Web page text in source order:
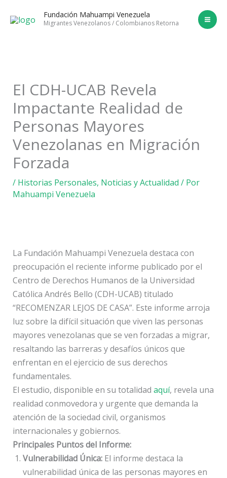
Fundación Mahuampi Venezuela
Migrantes Venezolanos / Colombianos Retorna
El CDH-UCAB Revela
Impactante Realidad de
Personas Mayores
Venezolanas en Migración
Forzada
/ Historias Personales, Noticias y Actualidad / Por
Mahuampi Venezuela
La Fundación Mahuampi Venezuela destaca con
preocupación el reciente informe publicado por el
Centro de Derechos Humanos de la Universidad
Católica Andrés Bello (CDH-UCAB) titulado
“RECOMENZAR LEJOS DE CASA”. Este informe arroja
luz sobre la difícil situación que viven las personas
mayores venezolanas que se ven forzadas a migrar,
resaltando las barreras y desafíos únicos que
enfrentan en el ejercicio de sus derechos
fundamentales.
El estudio, disponible en su totalidad aquí, revela una
realidad conmovedora y urgente que demanda la
atención de la sociedad civil, organismos
internacionales y gobiernos.
Principales Puntos del Informe:
Vulnerabilidad Única:El informe destaca la
vulnerabilidad única de las personas mayores en